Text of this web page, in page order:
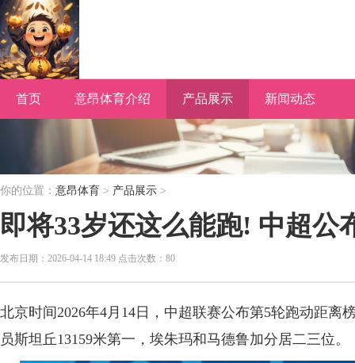
首页 意昂体育介绍 产品展示 新闻动态
你的位置： 意昂体育 > 产品展示 >
即将33岁还这么能跑! 中超公
发布日期：2026-04-14 18:49 点击次数：80
北京时间2026年4月14日，中超联赛公布第5轮跑动距离
员斯坦丘13159米第一，埃朱玛和马德鲁加分居二三位。